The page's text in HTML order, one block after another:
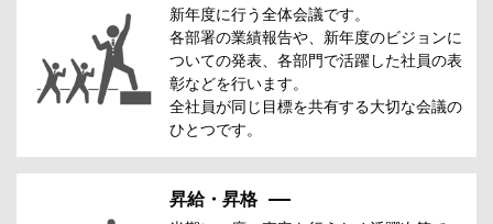
新年度に行う全体会議です。
各部署の業績報告や、新年度のビジョンに
ついての発表、各部門で活躍した社員の表
彰などを行います。
全社員が同じ目標を共有する大切な会議の
ひとつです。
昇給・昇格